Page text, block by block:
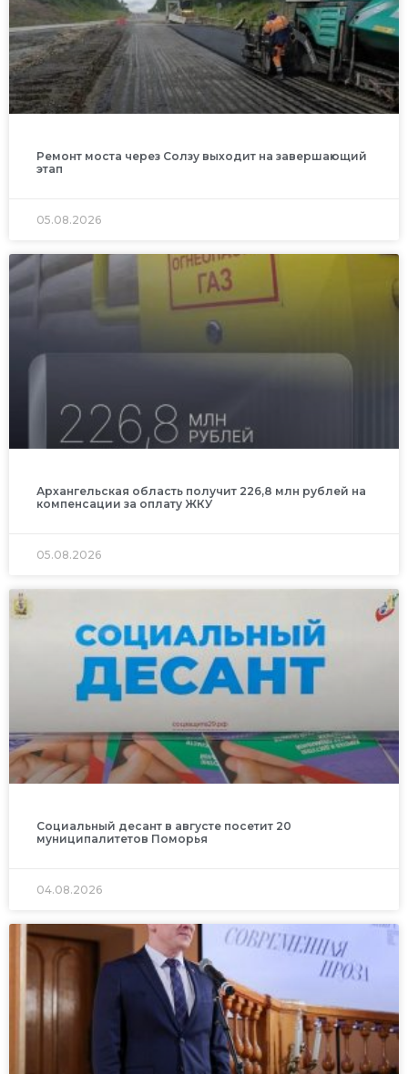
Ремонт моста через Солзу выходит на завершающий
этап
05.08.2026
Архангельская область получит 226,8 млн рублей на
компенсации за оплату ЖКУ
05.08.2026
Социальный десант в августе посетит 20
муниципалитетов Поморья
04.08.2026